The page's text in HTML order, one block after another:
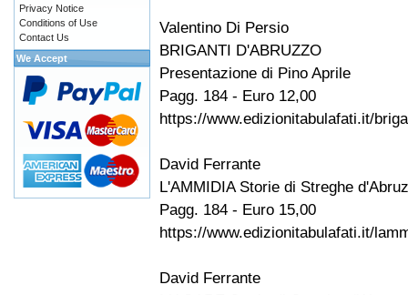
Valentino Di Persio
BRIGANTI D'ABRUZZO
Presentazione di Pino Aprile
Pagg. 184 - Euro 12,00
https://www.edizionitabulafati.it/
David Ferrante
L'AMMIDIA Storie di Streghe
Pagg. 184 - Euro 15,00
https://www.edizionitabulafati.it/
David Ferrante
Privacy Notice
Conditions of Use
Contact Us
We Accept